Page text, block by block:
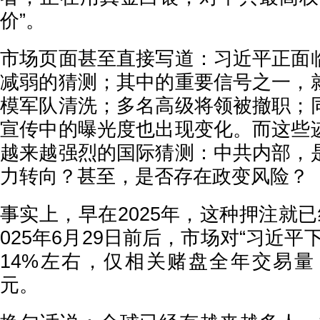
价”。
市场页面甚至直接写道：习近平正面
减弱的猜测；其中的重要信号之一，
模军队清洗；多名高级将领被撤职；
宣传中的曝光度也出现变化。而这些
越来越强烈的国际猜测：中共内部，
力转向？甚至，是否存在政变风险？
事实上，早在2025年，这种押注就
025年6月29日前后，市场对“习近平
14%左右，仅相关赌盘全年交易
元。